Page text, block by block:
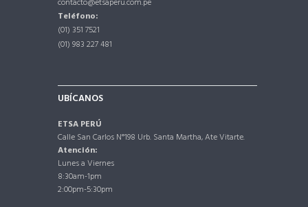
contacto@etsaperu.com.pe
Teléfono:
(01) 351 7521
(01) 983 227 481
UBÍCANOS
ETSA PERÚ
Calle San Carlos N°198 Urb. Santa Martha, Ate Vitarte.
Atención:
Lunes a Viernes
8:30am-1pm
2:00pm-5:30pm